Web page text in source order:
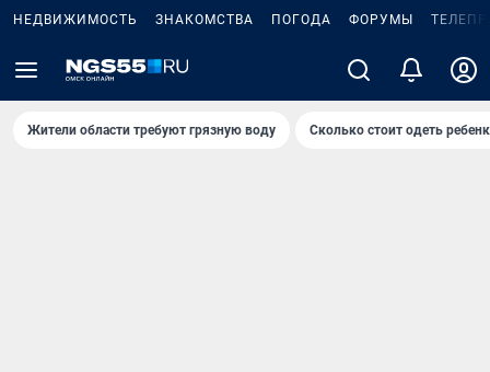
НЕДВИЖИМОСТЬ ЗНАКОМСТВА ПОГОДА ФОРУМЫ
Жители области требуют грязную воду Сколько стоит одеть